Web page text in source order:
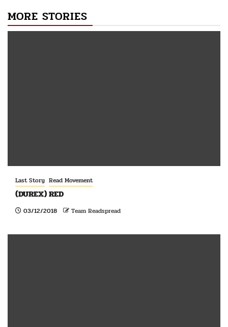
MORE STORIES
Last Story Read Movement
(DUREX) RED
03/12/2018 Team Readspread